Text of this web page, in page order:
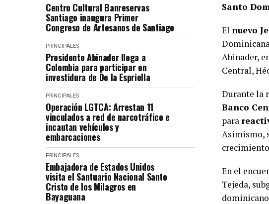
Centro Cultural Banreservas
Santiago inaugura Primer
Congreso de Artesanos de Santiago
PRINCIPALES
Presidente Abinader llega a
Colombia para participar en
investidura de De la Espriella
PRINCIPALES
Operación LGTCA: Arrestan 11
vinculados a red de narcotráfico e
incautan vehículos y
embarcaciones
PRINCIPALES
Embajadora de Estados Unidos
visita el Santuario Nacional Santo
Cristo de los Milagros en
Bayaguana
Santo
El nuevo
Abinader,
Central,
Durante la
Banco
para
Asimismo,
En el
Tejeda,